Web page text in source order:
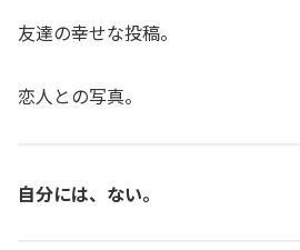
友達の幸せな投稿。
恋人との写真。
自分には、ない。